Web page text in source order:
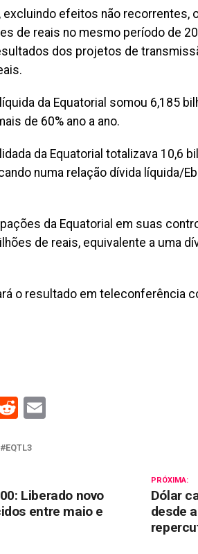
excluindo efeitos não recorrentes,
de reais no mesmo período de
dos projetos de
da Equatorial somou 6,185
de 60% ano a ano.
da Equatorial totalizava 10,6
numa relação dívida líquida/
da Equatorial em suas
de reais, equivalente a uma
o resultado em teleconferência
Reddit
EQTL3
PRÓXIMA:
Dólar
desde
Liberado novo
entre maio e